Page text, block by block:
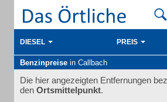
DIESEL PREIS
Benzinpreise in Callbach
Die hier angezeigten Entfernungen
den Ortsmittelpunkt.